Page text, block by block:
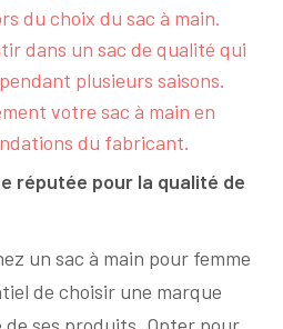
du choix du sac à main.
dans un sac de qualité qui
plusieurs saisons.
votre sac à main en
du fabricant.
réputée pour la qualité de
un sac à main pour femme
de choisir une marque
ses produits. Opter pour